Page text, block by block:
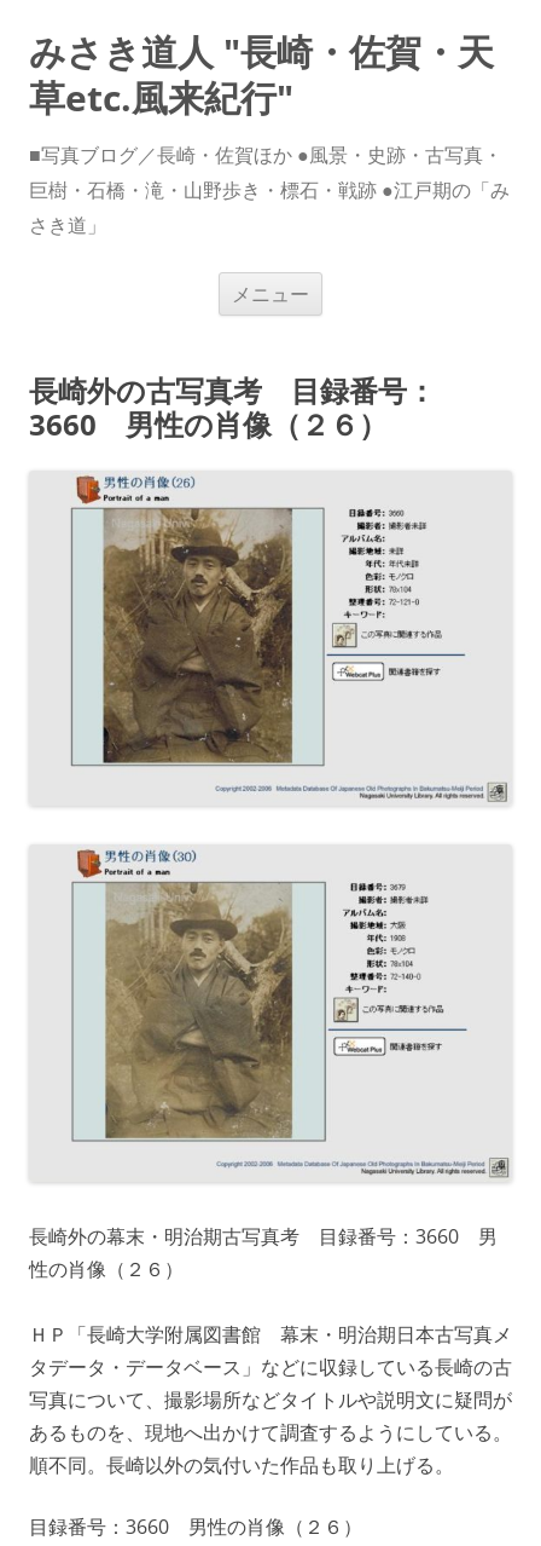
みさき道人 "長崎・佐賀・天
草etc.風来紀行"
■写真ブログ／長崎・佐賀ほか ●風景・史跡・古写真・
巨樹・石橋・滝・山野歩き・標石・戦跡 ●江戸期の「み
さき道」
メニュー
ス
キ
ッ
プ
長崎外の古写真考 目録番号：
3660 男性の肖像（２６）
長崎外の幕末・明治期古写真考 目録番号：3660 男
性の肖像（２６）
ＨＰ「長崎大学附属図書館 幕末・明治期日本古写真メ
タデータ・データベース」などに収録している長崎の古
写真について、撮影場所などタイトルや説明文に疑問が
あるものを、現地へ出かけて調査するようにしている。
順不同。長崎以外の気付いた作品も取り上げる。
目録番号：3660 男性の肖像（２６）